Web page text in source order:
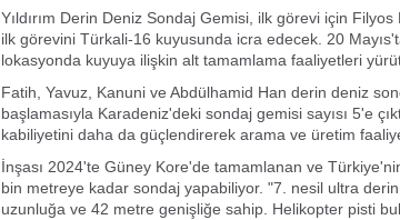
Yıldırım Derin Deniz Sondaj Gemisi, ilk görevi için Filyos
ilk görevini Türkali-16 kuyusunda icra edecek. 20
lokasyonda kuyuya ilişkin alt tamamlama faaliyetleri
Fatih, Yavuz, Kanuni ve Abdülhamid Han derin deniz
başlamasıyla Karadeniz'deki sondaj gemisi sayısı 5'e
kabiliyetini daha da güçlendirerek arama ve üretim
İnşası 2024'te Güney Kore'de tamamlanan ve
bin metreye kadar sondaj yapabiliyor. "7. nesil ultra
uzunluğa ve 42 metre genişliğe sahip. Helikopter pisti